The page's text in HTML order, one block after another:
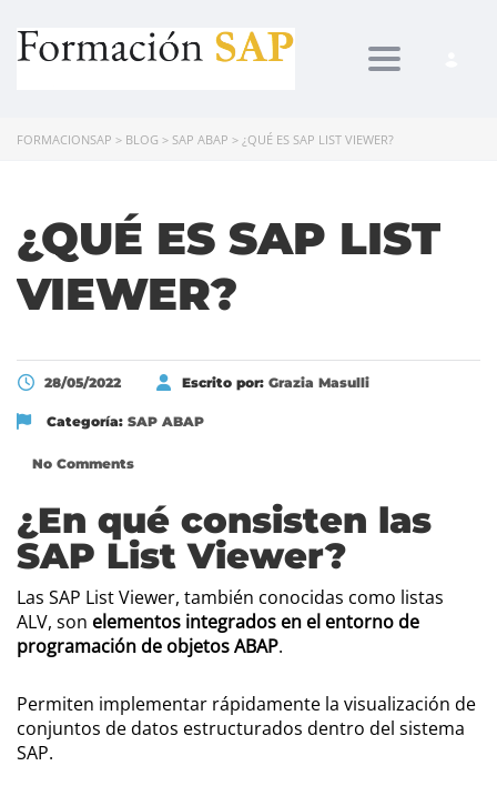
Toggle
FORMACIONSAP > BLOG > SAP ABAP > ¿QUÉ ES SAP LIST VIEWER?
¿QUÉ ES SAP LIST
VIEWER?
28/05/2022 Escrito por: Grazia Masulli
Categoría: SAP ABAP
No Comments
¿En qué consisten las
SAP List Viewer?
Las SAP List Viewer, también conocidas como listas
ALV, son elementos integrados en el entorno de
programación de objetos ABAP.
Permiten implementar rápidamente la visualización de
conjuntos de datos estructurados dentro del sistema
SAP.